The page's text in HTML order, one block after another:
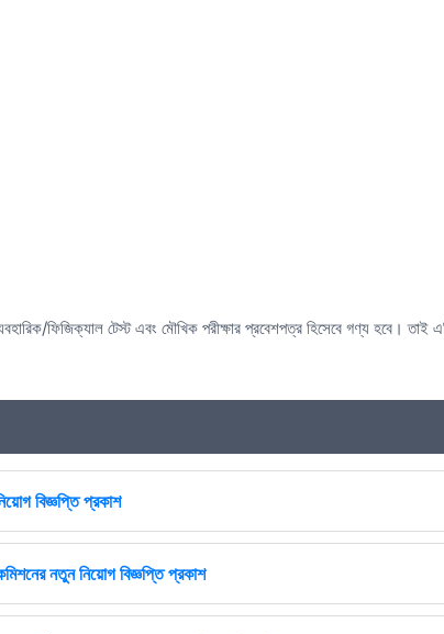
ফিজিক্যাল টেস্ট এবং মৌখিক পরীক্ষার প্রবেশপত্র হিসেবে গণ্য হবে। তাই
বিজ্ঞপ্তি প্রকাশ
নতুন নিয়োগ বিজ্ঞপ্তি প্রকাশ